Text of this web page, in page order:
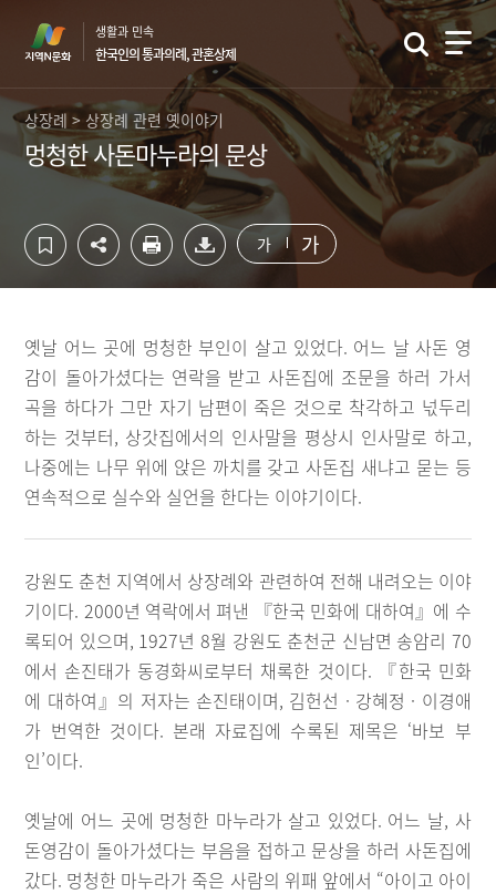
영
역
역
바
생활과 민속
한국인의 통과의례, 관혼상제
상장례 > 상장례 관련 옛이야기
멍청한 사돈마누라의 문상
가 가
옛날 어느 곳에 멍청한 부인이 살고 있었다. 어느 날 사돈 영
감이 돌아가셨다는 연락을 받고 사돈집에 조문을 하러 가서
곡을 하다가 그만 자기 남편이 죽은 것으로 착각하고 넋두리
하는 것부터, 상갓집에서의 인사말을 평상시 인사말로 하고,
나중에는 나무 위에 앉은 까치를 갖고 사돈집 새냐고 묻는 등
연속적으로 실수와 실언을 한다는 이야기이다.
강원도 춘천 지역에서 상장례와 관련하여 전해 내려오는 이야
기이다. 2000년 역락에서 펴낸 『한국 민화에 대하여』에 수
록되어 있으며, 1927년 8월 강원도 춘천군 신남면 송암리 70
에서 손진태가 동경화씨로부터 채록한 것이다. 『한국 민화
에 대하여』의 저자는 손진태이며, 김헌선 · 강혜정 · 이경애
가 번역한 것이다. 본래 자료집에 수록된 제목은 ‘바보 부
인’이다.
옛날에 어느 곳에 멍청한 마누라가 살고 있었다. 어느 날, 사
돈영감이 돌아가셨다는 부음을 접하고 문상을 하러 사돈집에
갔다. 멍청한 마누라가 죽은 사람의 위패 앞에서 “아이고 아이